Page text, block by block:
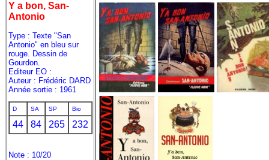
Y a bon, San-
Antonio
Type : Texte "San
Antonio" en bleu sur
rouge. Dessin de
Gourdon.
Editeur EO :
Auteur : Frédéric DARD
Année sortie : 1961
D SA SP Bio
44 84 265 232
Note : 10/20